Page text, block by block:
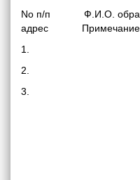
No п/п Ф.И.О.
адрес Примечание
1.
2.
3.